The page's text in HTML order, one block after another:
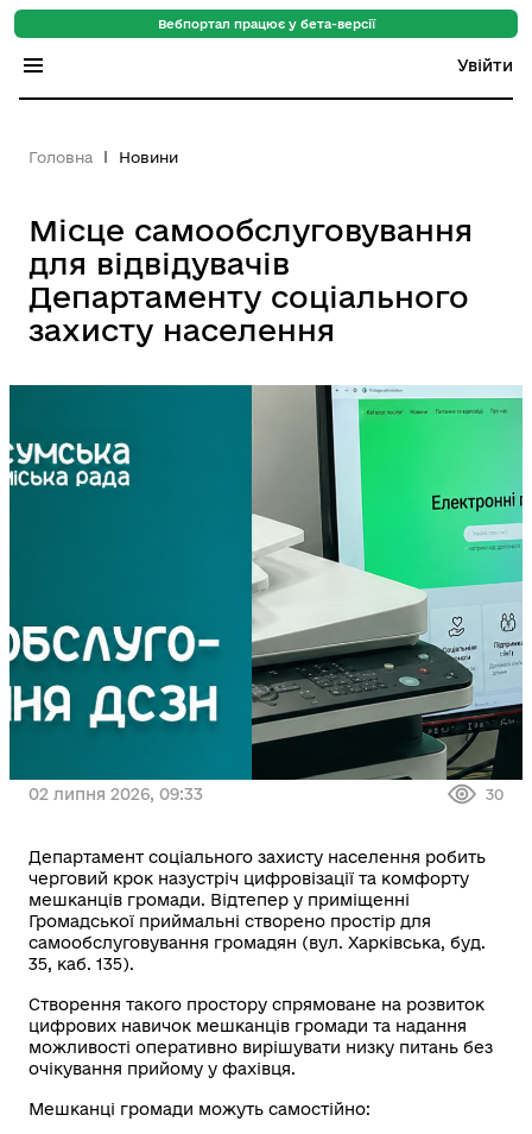
Вебпортал працює у бета-версії
Увійти
Цифровий путівник
База знань
Новини
Головна Новини
Місце самообслуговування
для відвідувачів
Департаменту соціального
захисту населення
02 липня 2026, 09:33 30
Департамент соціального захисту населення робить
черговий крок назустріч цифровізації та комфорту
мешканців громади. Відтепер у приміщенні
Громадської приймальні створено простір для
самообслуговування громадян (вул. Харківська, буд.
35, каб. 135).
Створення такого простору спрямоване на розвиток
цифрових навичок мешканців громади та надання
можливості оперативно вирішувати низку питань без
очікування прийому у фахівця.
Мешканці громади можуть самостійно: